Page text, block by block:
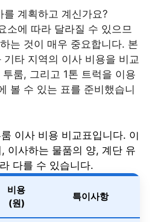
계획하고 계신가요?
소에 따라 달라질 수 있으므
는 것이 매우 중요합니다. 본
기타 지역의 이사 비용을 비교
룸, 그리고 1톤 트럭을 이용
볼 수 있는 표를 준비했습니
이사 비용 비교표입니다. 이
이사하는 물품의 양, 계단 유
다를 수 있습니다.
비용
(원)
특이사항